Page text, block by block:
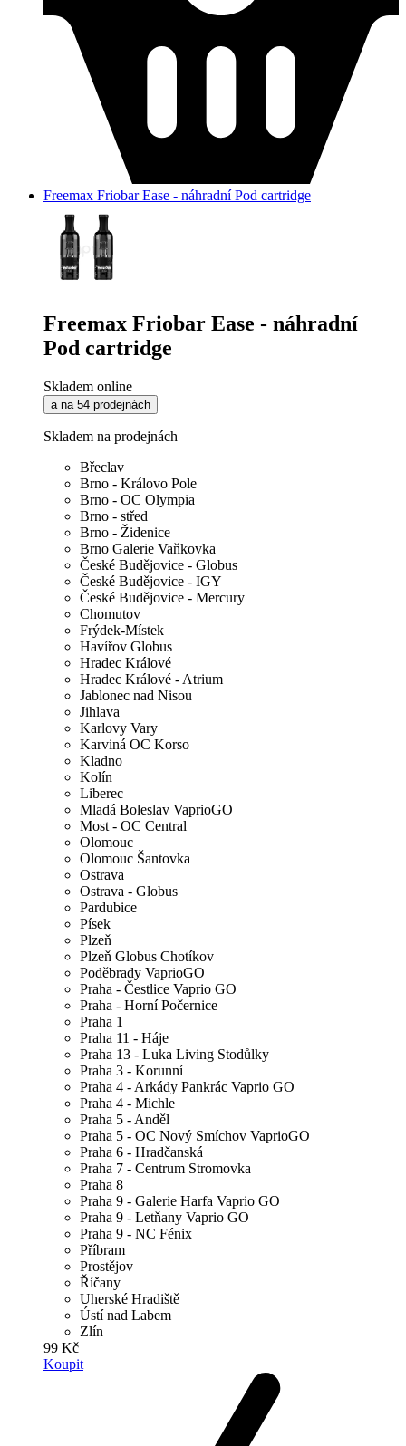
Freemax Friobar Ease - náhradní Pod cartridge
Freemax Friobar Ease - náhradní
Pod cartridge
Skladem online
a na 54 prodejnách
Skladem na prodejnách
Břeclav
Brno - Královo Pole
Brno - OC Olympia
Brno - střed
Brno - Židenice
Brno Galerie Vaňkovka
České Budějovice - Globus
České Budějovice - IGY
České Budějovice - Mercury
Chomutov
Frýdek-Místek
Havířov Globus
Hradec Králové
Hradec Králové - Atrium
Jablonec nad Nisou
Jihlava
Karlovy Vary
Karviná OC Korso
Kladno
Kolín
Liberec
Mladá Boleslav VaprioGO
Most - OC Central
Olomouc
Olomouc Šantovka
Ostrava
Ostrava - Globus
Pardubice
Písek
Plzeň
Plzeň Globus Chotíkov
Poděbrady VaprioGO
Praha - Čestlice Vaprio GO
Praha - Horní Počernice
Praha 1
Praha 11 - Háje
Praha 13 - Luka Living Stodůlky
Praha 3 - Korunní
Praha 4 - Arkády Pankrác Vaprio GO
Praha 4 - Michle
Praha 5 - Anděl
Praha 5 - OC Nový Smíchov VaprioGO
Praha 6 - Hradčanská
Praha 7 - Centrum Stromovka
Praha 8
Praha 9 - Galerie Harfa Vaprio GO
Praha 9 - Letňany Vaprio GO
Praha 9 - NC Fénix
Příbram
Prostějov
Říčany
Uherské Hradiště
Ústí nad Labem
Zlín
99 Kč
Koupit